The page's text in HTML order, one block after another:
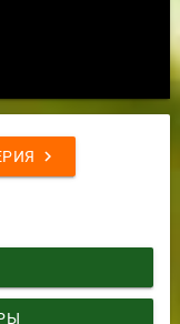
chevron_right